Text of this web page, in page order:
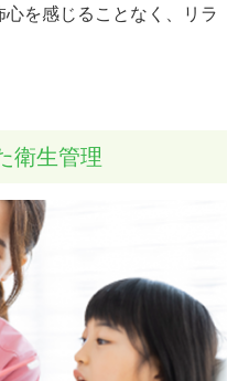
を感じることなく、リラ
衛生管理